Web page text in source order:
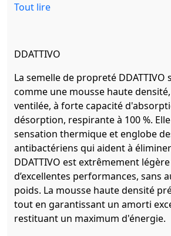
Tout lire
DDATTIVO
La semelle de propreté DDATTIVO
comme une mousse haute
ventilée, à forte capacité
désorption, respirante à 100 %.
sensation thermique et englobe
antibactériens qui aident à
DDATTIVO est extrêmement
d’excellentes performances, sans
poids. La mousse haute densité
tout en garantissant un amorti
restituant un maximum d'énergie.